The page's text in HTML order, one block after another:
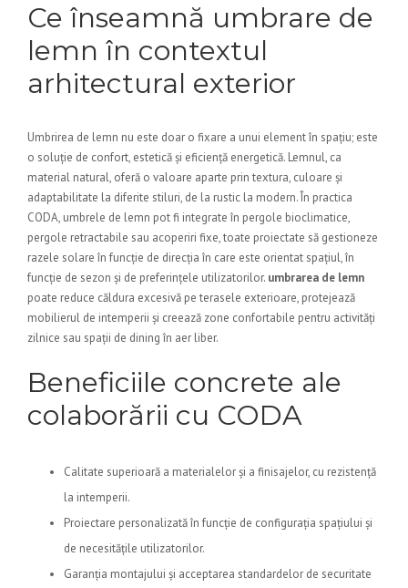
Ce înseamnă umbrare de
lemn în contextul
arhitectural exterior
Umbrirea de lemn nu este doar o fixare a unui element în spațiu; este
o soluție de confort, estetică și eficiență energetică. Lemnul, ca
material natural, oferă o valoare aparte prin textura, culoare și
adaptabilitate la diferite stiluri, de la rustic la modern. În practica
CODA, umbrele de lemn pot fi integrate în pergole bioclimatice,
pergole retractabile sau acoperiri fixe, toate proiectate să gestioneze
razele solare în funcție de direcția în care este orientat spațiul, în
funcție de sezon și de preferințele utilizatorilor. umbrarea de lemn
poate reduce căldura excesivă pe terasele exterioare, protejează
mobilierul de intemperii și creează zone confortabile pentru activități
zilnice sau spații de dining în aer liber.
Beneficiile concrete ale
colaborării cu CODA
Calitate superioară a materialelor și a finisajelor, cu rezistență
la intemperii.
Proiectare personalizată în funcție de configurația spațiului și
de necesitățile utilizatorilor.
Garanția montajului și acceptarea standardelor de securitate